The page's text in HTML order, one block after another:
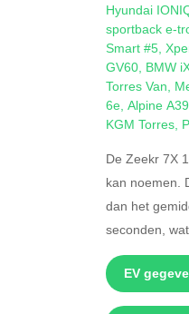
Hyundai
sportback e-
Smart #5,
GV60, BMW
Torres Van,
6e, Alpine
KGM Torres,
De Zeekr 7X
kan noemen.
dan het
seconden, wat
EV